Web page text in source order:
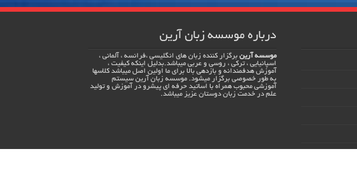
درباره موسسه زبان آرین
موسسه آرین برگزار کننده زبان های انگلیسی ،فرانسه ، آلمانی ،
اسپانیایی ، ترکی ، روسی و عربی میباشد.بدلیل اینکه کیفیت ،
آموزش هدفمندانه و بازدهی بالا برای ما اولین اصل میباشد کلاسها
به طور خصوصی برگزار میشود. موسسه زبان آرین سیستم
آموزشی محبوب همراه با اساتید حرفه ای پیشرو در آموزش و تولید
علم در خدمت زبان دوستان عزیز میباشد.